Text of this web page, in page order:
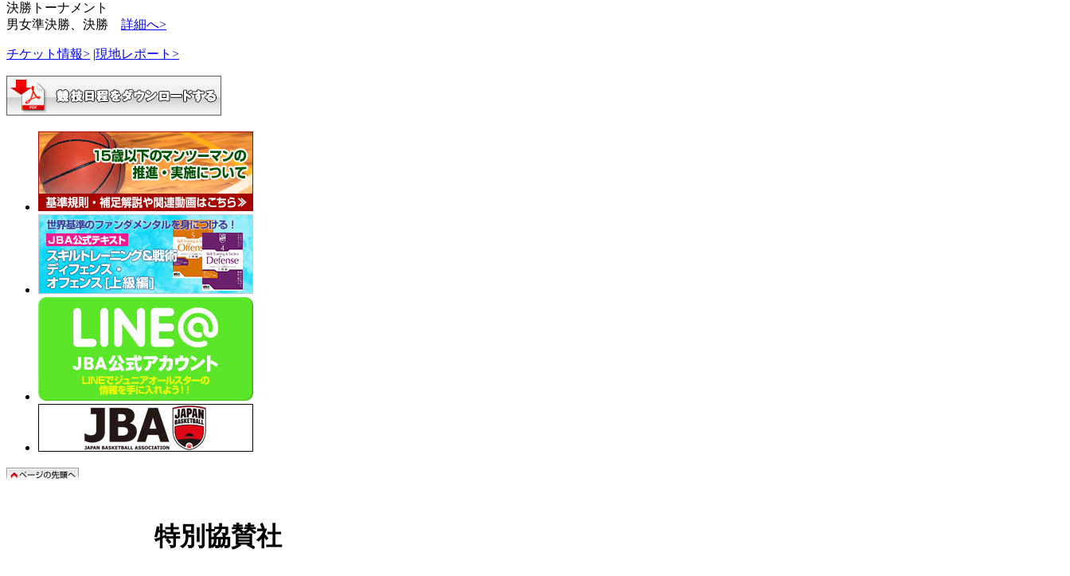
決勝トーナメント
男女準決勝、決勝 詳細へ>
チケット情報> |現地レポート>
特別協賛社